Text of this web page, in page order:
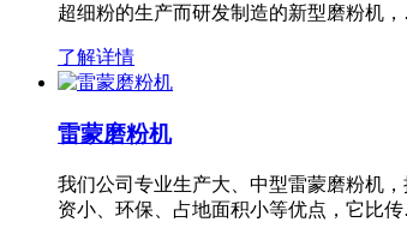
超细粉的生产而研发制造的新型磨粉机
了解详情
雷蒙磨粉机
我们公司专业生产大、中型雷蒙磨粉机
资小、环保、占地面积小等优点，它比